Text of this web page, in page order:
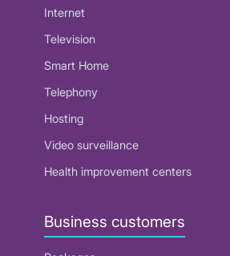
Internet
Television
Smart Home
Telephony
Hosting
Video surveillance
Health improvement centers
Business customers